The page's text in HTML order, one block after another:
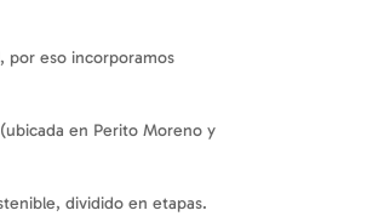
por eso incorporamos
en Perito Moreno y
dividido en etapas.